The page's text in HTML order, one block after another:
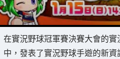
在實況野球冠軍賽決賽大會的
中，發表了實況野球手遊的新資